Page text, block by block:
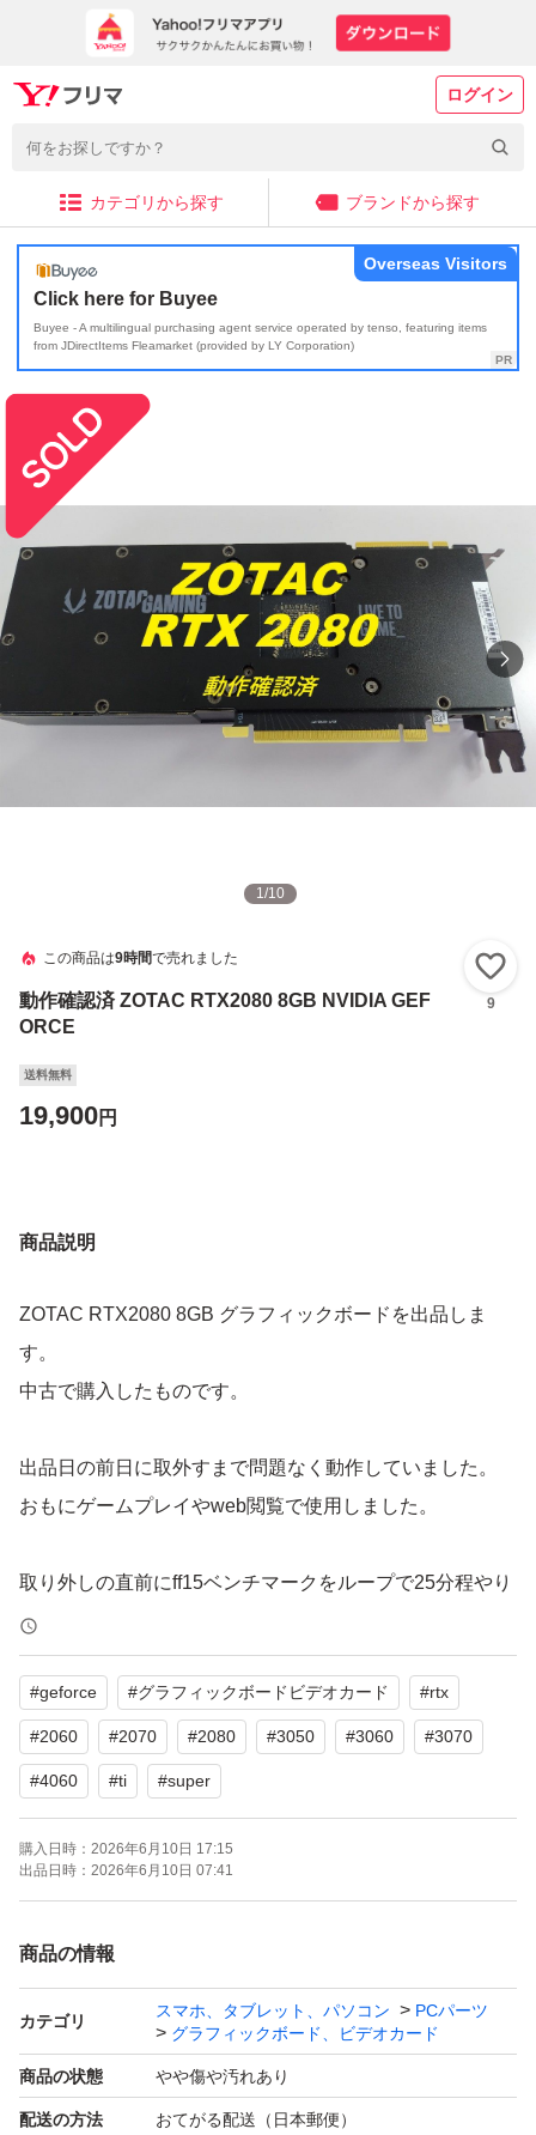
ログイン
カテゴリから探す ブランドから探す
Click here for Buyee
Buyee - A multilingual purchasing agent service operated by tenso, featuring items
from JDirectItems Fleamarket (provided by LY Corporation)
Overseas Visitors
1/10
この商品は9時間で売れました
動作確認済 ZOTAC RTX2080 8GB NVIDIA GEF
ORCE
9
送料無料
19,900円
商品説明
ZOTAC RTX2080 8GB グラフィックボードを出品しま
す。
中古で購入したものです。
出品日の前日に取外すまで問題なく動作していました。
おもにゲームプレイやweb閲覧で使用しました。
取り外しの直前にff15ベンチマークをループで25分程やり
ましたが問題なかったです。
ベンチマーク中の温度は高くても83℃だったので正常だ
と思います。
出力ポート DP 3個とHDMI 1個、動作確認して正常でし
USB type-Cのポートは確認する環境がないため未チェッ
外観は細かいスレや傷はありますが、目立つような大きな
傷はありません。
エアブローでの掃除を行いましたがファンの奥に取りきれ
なかった細かいホコリが少し残っています。
#geforce #グラフィックボードビデオカード #rtx
#2060 #2070 #2080 #3050 #3060 #3070
#4060 #ti #super
購入日時： 2026年6月10日 17:15
出品日時： 2026年6月10日 07:41
商品の情報
カテゴリ
スマホ、タブレット、パソコン
PCパーツ
グラフィックボード、ビデオカード
商品の状態 やや傷や汚れあり
配送の方法 おてがる配送（日本郵便）